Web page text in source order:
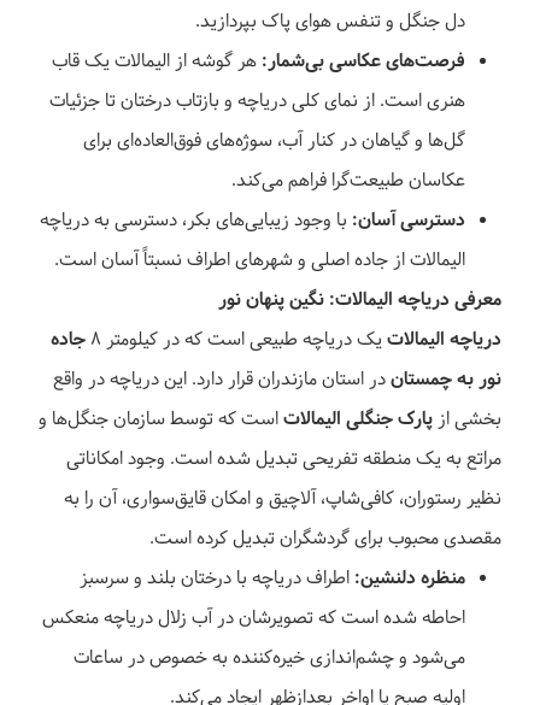
دل جنگل و تنفس هوای پاک بپردازید.
فرصت‌های عکاسی بی‌شمار: هر گوشه از الیمالات یک قاب
هنری است. از نمای کلی دریاچه و بازتاب درختان تا جزئیات
گل‌ها و گیاهان در کنار آب، سوژه‌های فوق‌العاده‌ای برای
عکاسان طبیعت‌گرا فراهم می‌کند.
دسترسی آسان: با وجود زیبایی‌های بکر، دسترسی به دریاچه
الیمالات از جاده اصلی و شهرهای اطراف نسبتاً آسان است.
معرفی دریاچه الیمالات: نگین پنهان نور
دریاچه الیمالاتیک دریاچه طبیعی است که در کیلومتر ۸
جاده
نور به چمستاندر استان مازندران قرار دارد. این دریاچه در واقع
بخشی ازپارک جنگلی الیمالاتاست که توسط سازمان جنگل‌ها و
مراتع به یک منطقه تفریحی تبدیل شده است. وجود امکاناتی
نظیر رستوران، کافی‌شاپ، آلاچیق و امکان قایق‌سواری، آن را به
مقصدی محبوب برای گردشگران تبدیل کرده است.
منظره دلنشین: اطراف دریاچه با درختان بلند و سرسبز
احاطه شده است که تصویرشان در آب زلال دریاچه منعکس
می‌شود و چشم‌اندازی خیره‌کننده به خصوص در ساعات
اولیه صبح یا اواخر بعدازظهر ایجاد می‌کند.